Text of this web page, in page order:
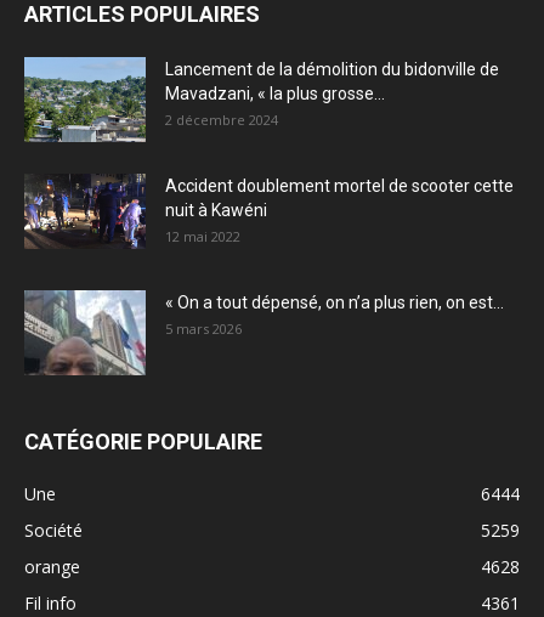
ARTICLES POPULAIRES
Lancement de la démolition du bidonville de
Mavadzani, « la plus grosse...
2 décembre 2024
Accident doublement mortel de scooter cette
nuit à Kawéni
12 mai 2022
« On a tout dépensé, on n’a plus rien, on est...
5 mars 2026
CATÉGORIE POPULAIRE
Une
6444
Société
5259
orange
4628
Fil info
4361